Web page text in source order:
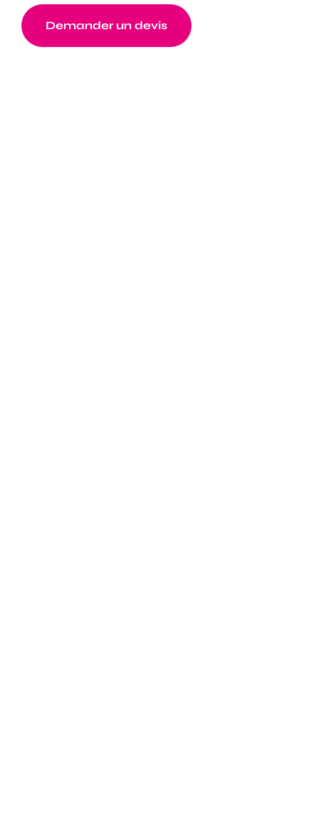
Demander un devis